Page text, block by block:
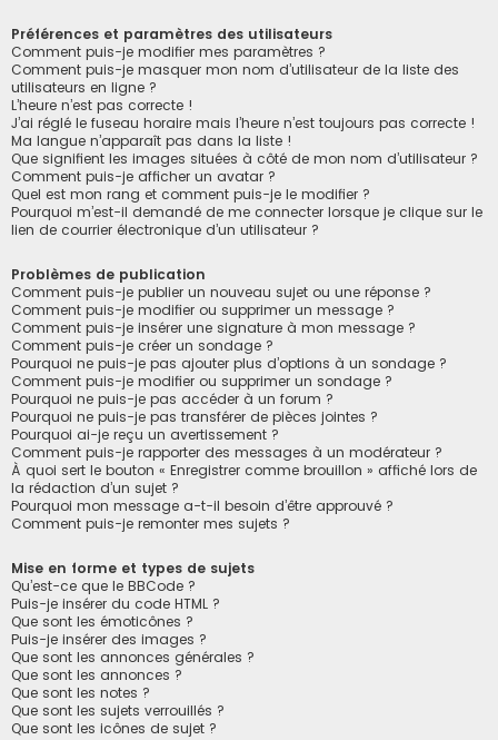
Préférences et paramètres des utilisateurs
Comment puis-je modifier mes paramètres ?
Comment puis-je masquer mon nom d’utilisateur de la liste des
utilisateurs en ligne ?
L’heure n’est pas correcte !
J’ai réglé le fuseau horaire mais l’heure n’est toujours pas correcte !
Ma langue n’apparaît pas dans la liste !
Que signifient les images situées à côté de mon nom d’utilisateur ?
Comment puis-je afficher un avatar ?
Quel est mon rang et comment puis-je le modifier ?
Pourquoi m’est-il demandé de me connecter lorsque je clique sur le
lien de courrier électronique d’un utilisateur ?
Problèmes de publication
Comment puis-je publier un nouveau sujet ou une réponse ?
Comment puis-je modifier ou supprimer un message ?
Comment puis-je insérer une signature à mon message ?
Comment puis-je créer un sondage ?
Pourquoi ne puis-je pas ajouter plus d’options à un sondage ?
Comment puis-je modifier ou supprimer un sondage ?
Pourquoi ne puis-je pas accéder à un forum ?
Pourquoi ne puis-je pas transférer de pièces jointes ?
Pourquoi ai-je reçu un avertissement ?
Comment puis-je rapporter des messages à un modérateur ?
À quoi sert le bouton « Enregistrer comme brouillon » affiché lors de
la rédaction d’un sujet ?
Pourquoi mon message a-t-il besoin d’être approuvé ?
Comment puis-je remonter mes sujets ?
Mise en forme et types de sujets
Qu’est-ce que le BBCode ?
Puis-je insérer du code HTML ?
Que sont les émoticônes ?
Puis-je insérer des images ?
Que sont les annonces générales ?
Que sont les annonces ?
Que sont les notes ?
Que sont les sujets verrouillés ?
Que sont les icônes de sujet ?